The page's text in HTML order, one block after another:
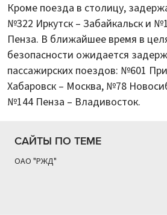
Кроме поезда в столицу,
№322 Иркутск – Забайкальск и
Пенза. В ближайшее время в
безопасности ожидается
пассажирских поездов: №601
Хабаровск – Москва, №78
№144 Пенза – Владивосток.
САЙТЫ ПО ТЕМЕ
ОАО "РЖД"